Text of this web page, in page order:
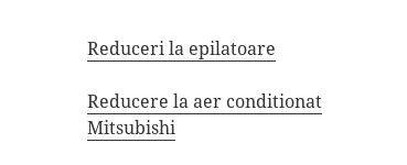
Reduceri la epilatoare
Reducere la aer conditionat
Mitsubishi